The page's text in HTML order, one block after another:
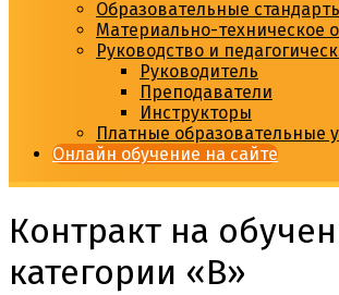
Образовательные
Материально-техническое
Руководство и
Руководитель
Преподаватели
Инструкторы
Платные образовательные
Онлайн обучение на сайте
Контракт на
категории «В»